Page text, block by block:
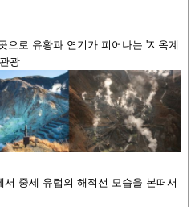
으로 유황과 연기가 피어나는 '지옥계
관광
서 중세 유럽의 해적선 모습을 본떠서